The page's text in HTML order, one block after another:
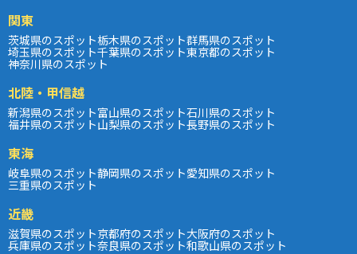
関東
茨城県のスポット栃木県のスポット群馬県のスポット
埼玉県のスポット千葉県のスポット東京都のスポット
神奈川県のスポット
北陸・甲信越
新潟県のスポット富山県のスポット石川県のスポット
福井県のスポット山梨県のスポット長野県のスポット
東海
岐阜県のスポット静岡県のスポット愛知県のスポット
三重県のスポット
近畿
滋賀県のスポット京都府のスポット大阪府のスポット
兵庫県のスポット奈良県のスポット和歌山県のスポット